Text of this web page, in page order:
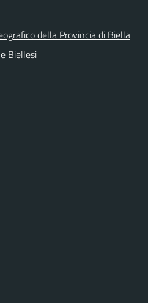
della Provincia di Biella
Biellesi